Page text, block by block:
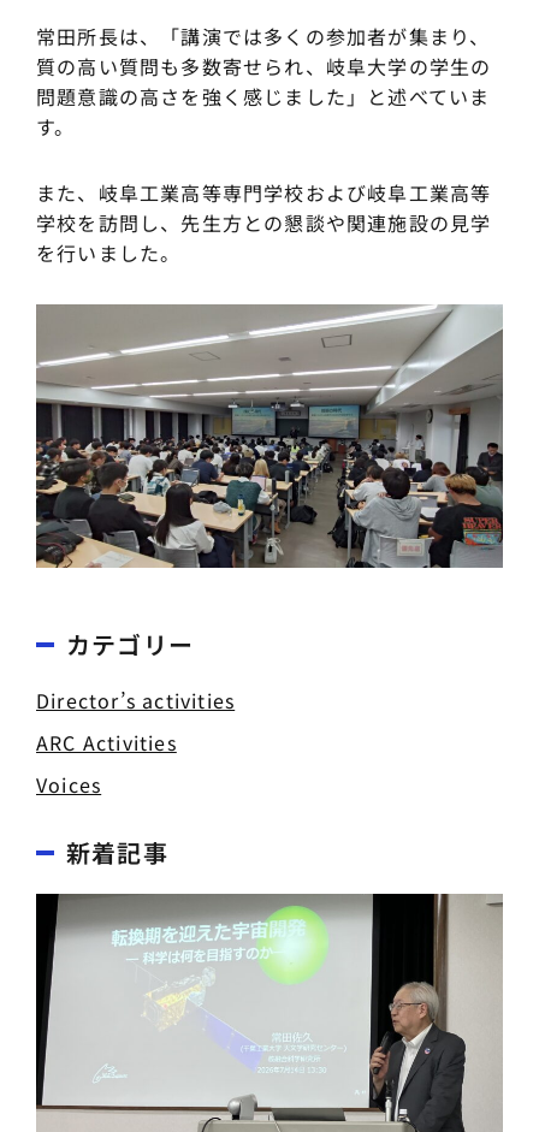
常田所長は、「講演では多くの参加者が集まり、
質の高い質問も多数寄せられ、岐阜大学の学生の
問題意識の高さを強く感じました」と述べていま
す。
また、岐阜工業高等専門学校および岐阜工業高等
学校を訪問し、先生方との懇談や関連施設の見学
を行いました。
カテゴリー
Director’s activities
ARC Activities
Voices
新着記事